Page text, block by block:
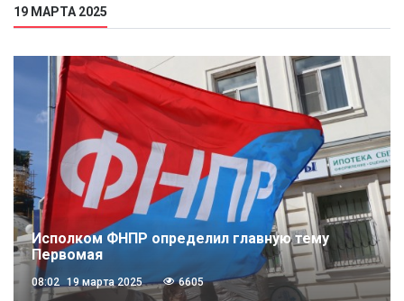
19 МАРТА 2025
Исполком ФНПР определил главную тему
Первомая
08:02 19 марта 2025 6605